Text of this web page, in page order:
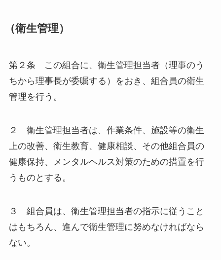
（衛生管理）
第２条 この組合に、衛生管理担当者（理事のう
ちから理事長が委嘱する）をおき、組合員の衛生
管理を行う。
２ 衛生管理担当者は、作業条件、施設等の衛生
上の改善、衛生教育、健康相談、その他組合員の
健康保持、メンタルヘルス対策のための措置を行
うものとする。
３ 組合員は、衛生管理担当者の指示に従うこと
はもちろん、進んで衛生管理に努めなければなら
ない。